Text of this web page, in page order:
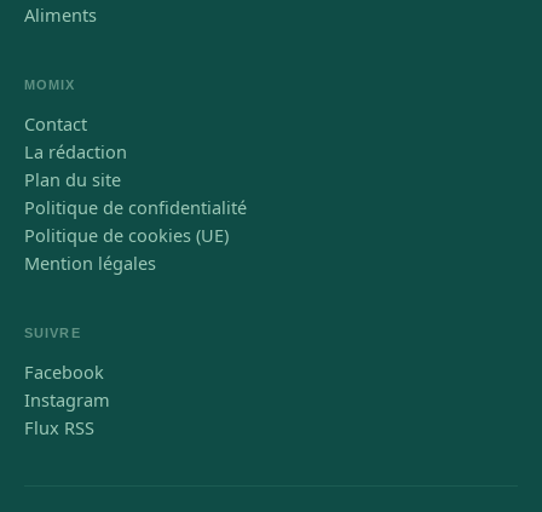
Aliments
MOMIX
Contact
La rédaction
Plan du site
Politique de confidentialité
Politique de cookies (UE)
Mention légales
SUIVRE
Facebook
Instagram
Flux RSS